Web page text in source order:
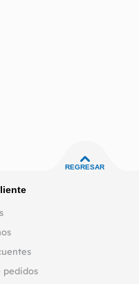
REGRESAR
pedidos